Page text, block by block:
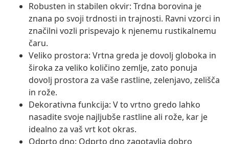
Robusten in stabilen okvir: Trdna borovina je
znana po svoji trdnosti in trajnosti. Ravni vzorci in
značilni vozli prispevajo k njenemu rustikalnemu
čaru.
Veliko prostora: Vrtna greda je dovolj globoka in
široka za veliko količino zemlje, zato ponuja
dovolj prostora za vaše rastline, zelenjavo, zelišča
in rože.
Dekorativna funkcija: V to vrtno gredo lahko
nasadite svoje najljubše rastline ali rože, kar je
idealno za vaš vrt kot okras.
Odprto dno: Odprto dno zagotavlja dobro